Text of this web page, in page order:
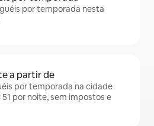
por temporada nesta
a partir de
por temporada na cidade
por noite, sem impostos e